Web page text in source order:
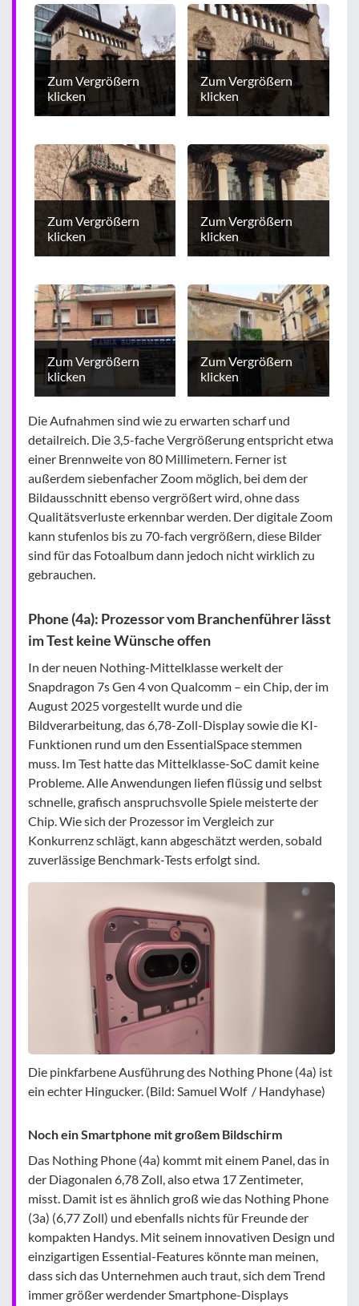
Zum Vergrößern
klicken
Zum Vergrößern
klicken
Zum Vergrößern
klicken
Zum Vergrößern
klicken
Zum Vergrößern
klicken
Zum Vergrößern
klicken
Die Aufnahmen sind wie zu erwarten scharf und
detailreich. Die 3,5-fache Vergrößerung entspricht etwa
einer Brennweite von 80 Millimetern. Ferner ist
außerdem siebenfacher Zoom möglich, bei dem der
Bildausschnitt ebenso vergrößert wird, ohne dass
Qualitätsverluste erkennbar werden. Der digitale Zoom
kann stufenlos bis zu 70-fach vergrößern, diese Bilder
sind für das Fotoalbum dann jedoch nicht wirklich zu
gebrauchen.
Phone (4a): Prozessor vom Branchenführer lässt
im Test keine Wünsche offen
In der neuen Nothing-Mittelklasse werkelt der
Snapdragon 7s Gen 4 von Qualcomm – ein Chip, der im
August 2025 vorgestellt wurde und die
Bildverarbeitung, das 6,78-Zoll-Display sowie die KI-
Funktionen rund um den EssentialSpace stemmen
muss. Im Test hatte das Mittelklasse-SoC damit keine
Probleme. Alle Anwendungen liefen flüssig und selbst
schnelle, grafisch anspruchsvolle Spiele meisterte der
Chip. Wie sich der Prozessor im Vergleich zur
Konkurrenz schlägt, kann abgeschätzt werden, sobald
zuverlässige Benchmark-Tests erfolgt sind.
Die pinkfarbene Ausführung des Nothing Phone (4a) ist
ein echter Hingucker. (Bild: Samuel Wolf / Handyhase)
Noch ein Smartphone mit großem Bildschirm
Das Nothing Phone (4a) kommt mit einem Panel, das in
der Diagonalen 6,78 Zoll, also etwa 17 Zentimeter,
misst. Damit ist es ähnlich groß wie das Nothing Phone
(3a) (6,77 Zoll) und ebenfalls nichts für Freunde der
kompakten Handys. Mit seinem innovativen Design und
einzigartigen Essential-Features könnte man meinen,
dass sich das Unternehmen auch traut, sich dem Trend
immer größer werdender Smartphone-Displays